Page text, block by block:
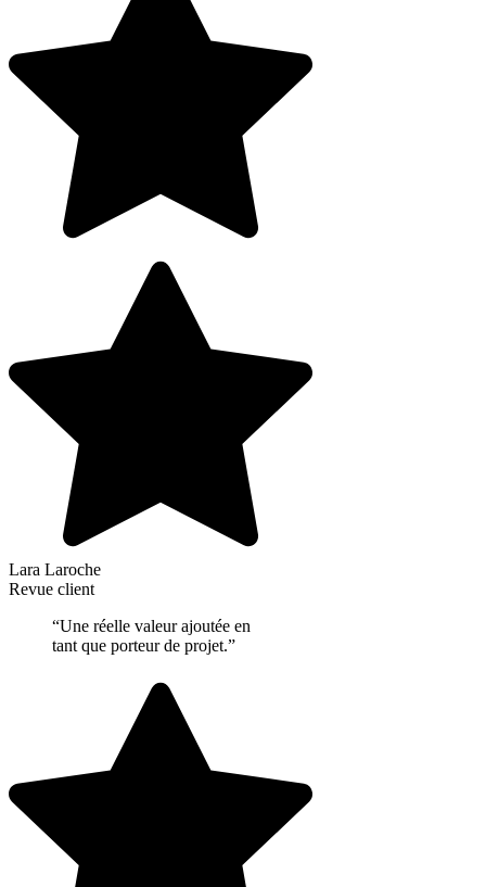
Lara Laroche
Revue client
“Une réelle valeur ajoutée en
tant que porteur de projet.”